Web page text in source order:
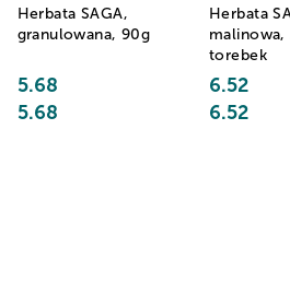
Herbata SAGA,
granulowana, 90g
5.68
5.68
Herbata
malinowa,
torebek
6.52
6.52